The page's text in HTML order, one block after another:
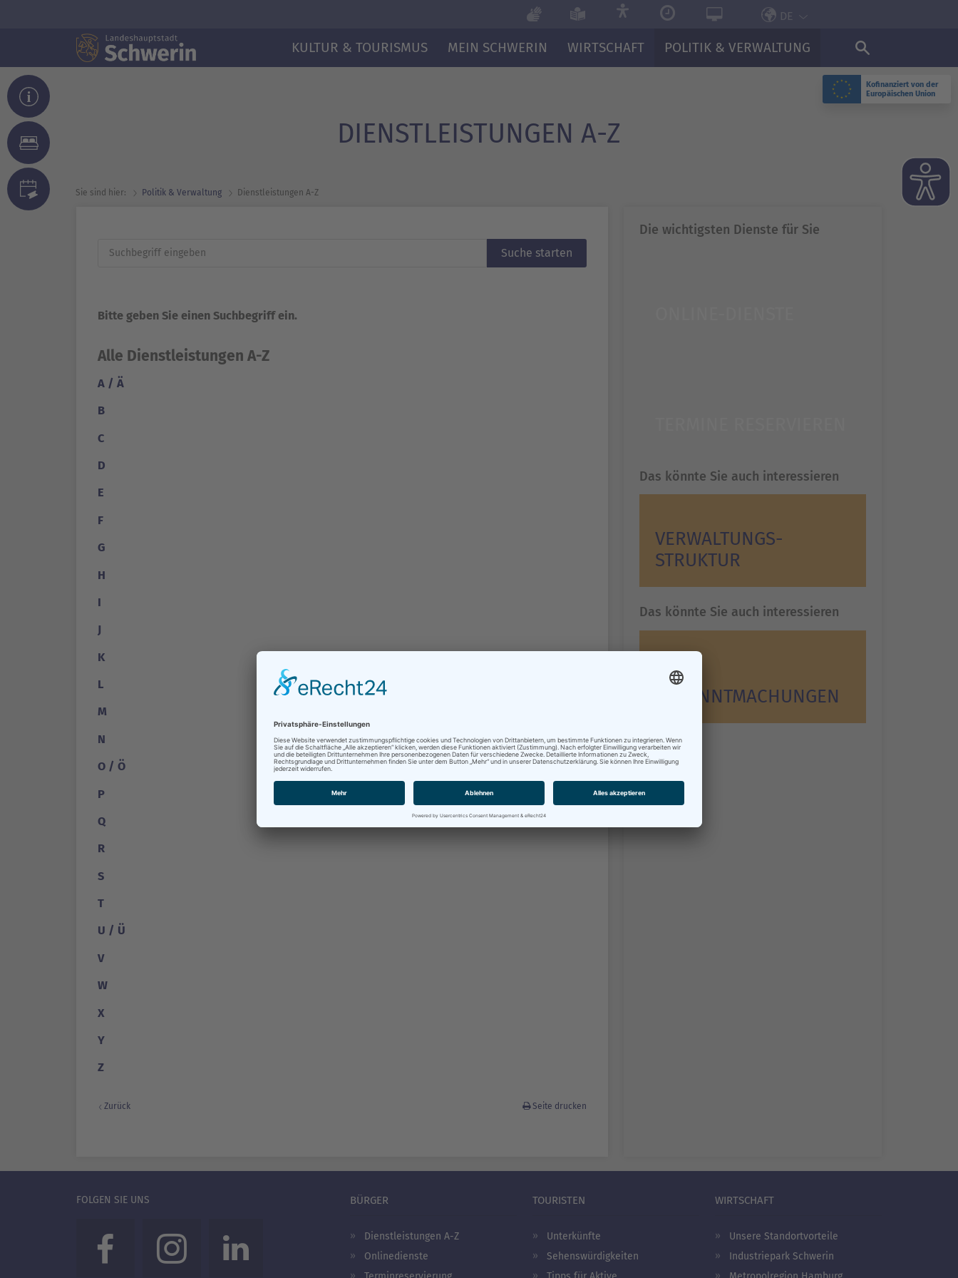
Kofinanziert von der
Europäischen Union
DE
KULTUR & TOURISMUS MEIN SCHWERIN WIRTSCHAFT POLITIK & VERWALTUNG
DIENST­LEISTUNGEN A-Z
Sie sind hier: Politik & Verwaltung Dienst­leistungen A-Z
Suche starten
Bitte geben Sie einen Suchbegriff ein.
Alle Dienstleistungen A-Z
A / Ä
B
C
D
E
F
G
H
I
J
K
L
M
N
O / Ö
P
Q
R
S
T
U / Ü
V
W
X
Y
Z
Zurück Seite drucken
Die wichtigsten Dienste für Sie
Das könnte Sie auch interessieren
VERWALTUNGS­
STRUKTUR
Das könnte Sie auch interessieren
BEKANNT­MACHUNGEN
FOLGEN SIE UNS BÜRGER
Dienstleistungen A-Z
Onlinedienste
TOURISTEN
Unterkünfte
Sehenswürdigkeiten
WIRTSCHAFT
Unsere Standortvorteile
Industriepark Schwerin